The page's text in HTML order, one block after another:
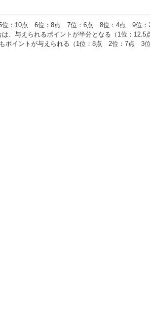
：10点 6位：8点 7位：6点 8位：4点 9位：
は、与えられるポイントが半分となる（1位：
もポイントが与えられる（1位：8点 2位：7